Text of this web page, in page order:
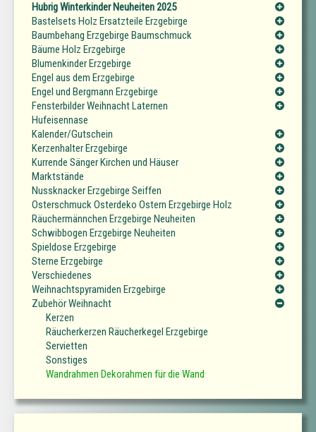
Hubrig Winterkinder Neuheiten 2025
Bastelsets Holz Ersatzteile Erzgebirge
Baumbehang Erzgebirge Baumschmuck
Bäume Holz Erzgebirge
Blumenkinder Erzgebirge
Engel aus dem Erzgebirge
Engel und Bergmann Erzgebirge
Fensterbilder Weihnacht Laternen
Hufeisennase
Kalender/Gutschein
Kerzenhalter Erzgebirge
Kurrende Sänger Kirchen und Häuser
Marktstände
Nussknacker Erzgebirge Seiffen
Osterschmuck Osterdeko Ostern Erzgebirge Holz
Räuchermännchen Erzgebirge Neuheiten
Schwibbogen Erzgebirge Neuheiten
Spieldose Erzgebirge
Sterne Erzgebirge
Verschiedenes
Weihnachtspyramiden Erzgebirge
Zubehör Weihnacht
Kerzen
Räucherkerzen Räucherkegel Erzgebirge
Servietten
Sonstiges
Wandrahmen Dekorahmen für die Wand